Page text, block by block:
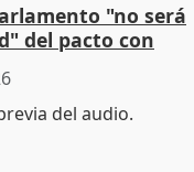
"no será
del pacto con